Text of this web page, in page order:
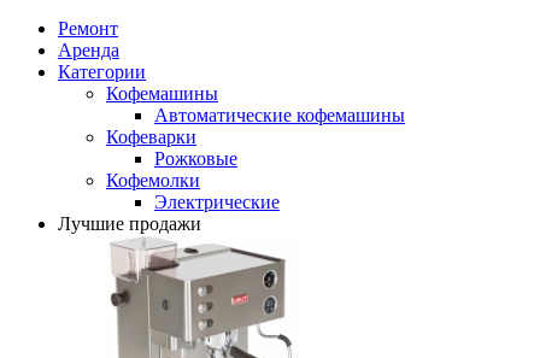
Ремонт
Аренда
Категории
Кофемашины
Автоматические кофемашины
Кофеварки
Рожковые
Кофемолки
Электрические
Лучшие продажи